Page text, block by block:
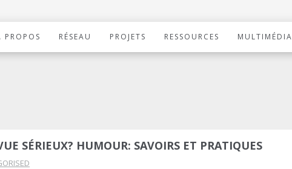
PROPOS RÉSEAU PROJETS RESSOURCES MULTIMÉDIA
SÉRIEUX? HUMOUR: SAVOIRS ET PRATIQUES